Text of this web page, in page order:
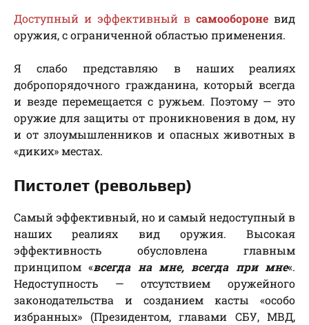
Доступный и эффективный в самообороне вид
оружия, с ограниченной областью применения.
Я слабо представляю в наших реалиях
добропорядочного гражданина, который всегда
и везде перемещается с ружьем. Поэтому — это
оружие для защиты от проникновения в дом, ну
и от злоумышленников и опасных животных в
«диких» местах.
Пистолет (револьвер)
Самый эффективный, но и самый недоступный в
наших реалиях вид оружия. Высокая
эффективность обусловлена главным
принципом «всегда на мне, всегда при мне«.
Недоступность — отсутствием оружейного
законодательства и созданием касты «особо
избранных» (Президентом, главами СБУ, МВД,